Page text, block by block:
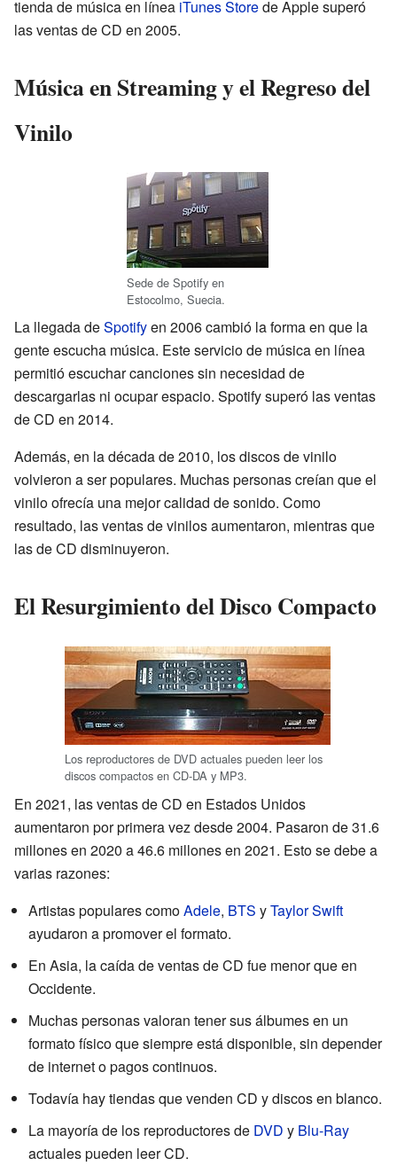
tienda de música en línea iTunes Storede Apple superó
las ventas de CD en 2005.
Música en Streaming y el Regreso del
Vinilo
Sede de Spotify en
Estocolmo, Suecia.
La llegada deSpotifyen 2006 cambió la forma en que la
gente escucha música. Este servicio de música en línea
permitió escuchar canciones sin necesidad de
descargarlas ni ocupar espacio. Spotify superó las ventas
de CD en 2014.
Además, en la década de 2010, los discos de vinilo
volvieron a ser populares. Muchas personas creían que el
vinilo ofrecía una mejor calidad de sonido. Como
resultado, las ventas de vinilos aumentaron, mientras que
las de CD disminuyeron.
El Resurgimiento del Disco Compacto
Los reproductores de DVD actuales pueden leer los
discos compactos en CD-DA y MP3.
En 2021, las ventas de CD en Estados Unidos
aumentaron por primera vez desde 2004. Pasaron de 31.6
millones en 2020 a 46.6 millones en 2021. Esto se debe a
varias razones:
Artistas populares comoAdele, BTS yTaylor Swift
ayudaron a promover el formato.
En Asia, la caída de ventas de CD fue menor que en
Occidente.
Muchas personas valoran tener sus álbumes en un
formato físico que siempre está disponible, sin depender
de internet o pagos continuos.
Todavía hay tiendas que venden CD y discos en blanco.
La mayoría de los reproductores de DVD y Blu-Ray
actuales pueden leer CD.